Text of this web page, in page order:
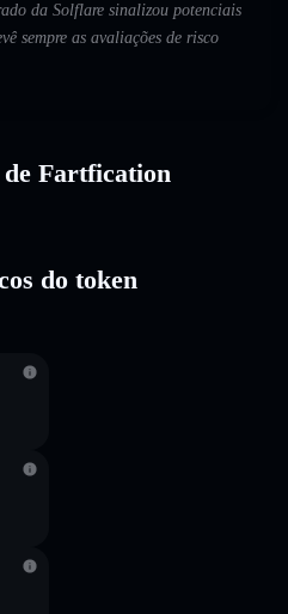
da Solflare sinalizou potenciais
sempre as avaliações de risco
de Fartfication
do token